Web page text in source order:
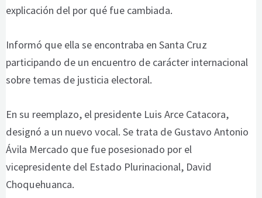
explicación del por qué fue cambiada.
Informó que ella se encontraba en Santa Cruz
participando de un encuentro de carácter internacional
sobre temas de justicia electoral.
En su reemplazo, el presidente Luis Arce Catacora,
designó a un nuevo vocal. Se trata de Gustavo Antonio
Ávila Mercado que fue posesionado por el
vicepresidente del Estado Plurinacional, David
Choquehuanca.